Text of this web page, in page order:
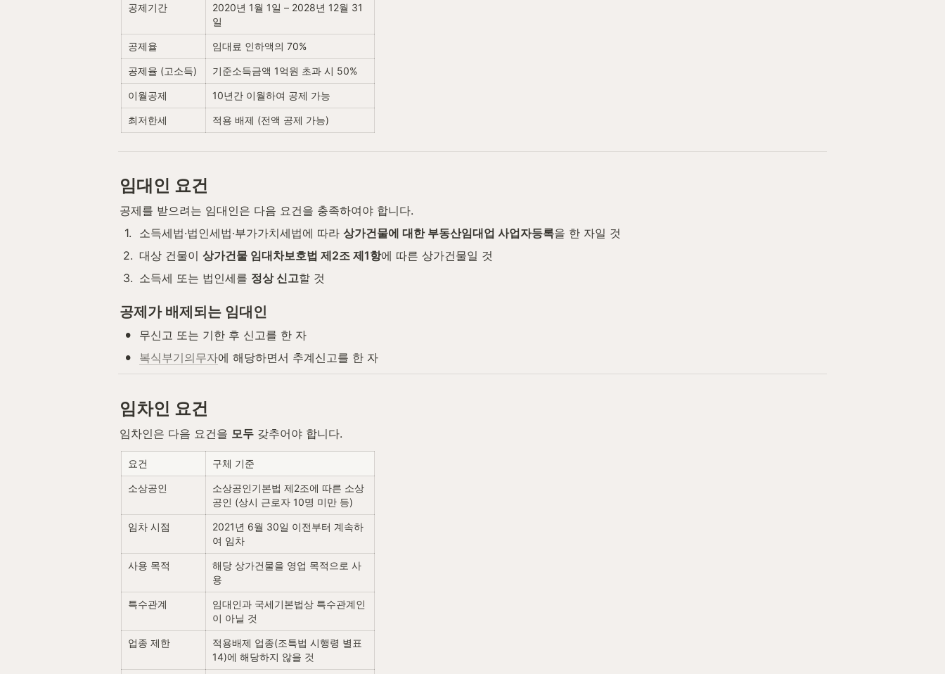
공제기간
2020년 1월 1일 – 2028년 12월 31
일
공제율 임대료 인하액의 70%
공제율 (고소득) 기준소득금액 1억원 초과 시 50%
이월공제 10년간 이월하여 공제 가능
최저한세 적용 배제 (전액 공제 가능)
임대인 요건
공제를 받으려는 임대인은 다음 요건을 충족하여야 합니다.
1. 소득세법·법인세법·부가가치세법에 따라 상가건물에 대한 부동산임대업 사업자등록을 한 자일 것
2. 대상 건물이 상가건물 임대차보호법 제2조 제1항에 따른 상가건물일 것
3. 소득세 또는 법인세를 정상 신고할 것
공제가 배제되는 임대인
• 무신고 또는 기한 후 신고를 한 자
• 복식부기의무자에 해당하면서 추계신고를 한 자
임차인 요건
임차인은 다음 요건을 모두 갖추어야 합니다.
요건 구체 기준
소상공인
소상공인기본법 제2조에 따른 소상
공인 (상시 근로자 10명 미만 등)
임차 시점
2021년 6월 30일 이전부터 계속하
여 임차
사용 목적
해당 상가건물을 영업 목적으로 사
용
특수관계
임대인과 국세기본법상 특수관계인
이 아닐 것
업종 제한
적용배제 업종(조특법 시행령 별표
14)에 해당하지 않을 것